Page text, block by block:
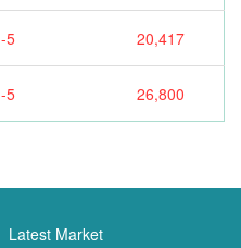
-5 20,417
-5 26,800
Latest Market